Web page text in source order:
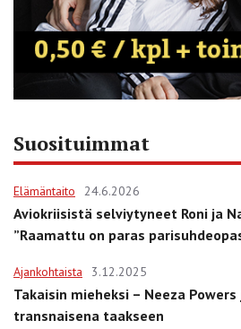
Suosituimmat
Elämäntaito 24.6.2026
Aviokriisistä selviytyneet Roni ja
”Raamattu on paras
Ajankohtaista 3.12.2025
Takaisin mieheksi – Neeza
transnaisena taakseen